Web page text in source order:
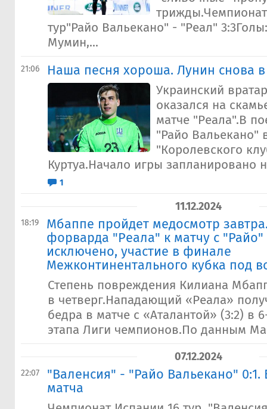
тур"Райо Вальекано" - "Реал"
Мумин,...
21:06 Наша песня хороша. Лунин снова
Украинский
оказался на
матче "Реала".В
"Райо Вальекано"
"Королевского
Куртуа.Начало игры запланировано
1
11.12.2024
18:19
​Мбаппе пройдет медосмотр
форварда "Реала" к матчу с "Райо"
исключено, участие в финале
Межконтинентального кубка под
Степень повреждения Килиана
в четверг.Нападающий «Реала»
бедра в матче с «Аталантой» (3:2) в
этапа Лиги чемпионов.По данным
07.12.2024
22:07
"Валенсия" - "Райо Вальекано" 0:1.
матча